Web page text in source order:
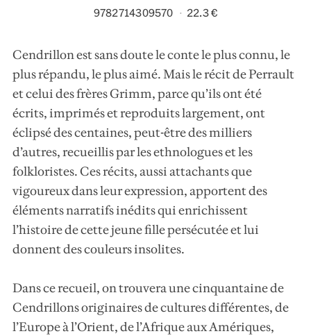
9782714309570
22.3 €
Cendrillon est sans doute le conte le plus connu, le
plus répandu, le plus aimé. Mais le récit de Perrault
et celui des frères Grimm, parce qu’ils ont été
écrits, imprimés et reproduits largement, ont
éclipsé des centaines, peut-être des milliers
d’autres, recueillis par les ethnologues et les
folkloristes. Ces récits, aussi attachants que
vigoureux dans leur expression, apportent des
éléments narratifs inédits qui enrichissent
l’histoire de cette jeune fille persécutée et lui
donnent des couleurs insolites.
Dans ce recueil, on trouvera une cinquantaine de
Cendrillons originaires de cultures différentes, de
l’Europe à l’Orient, de l’Afrique aux Amériques,